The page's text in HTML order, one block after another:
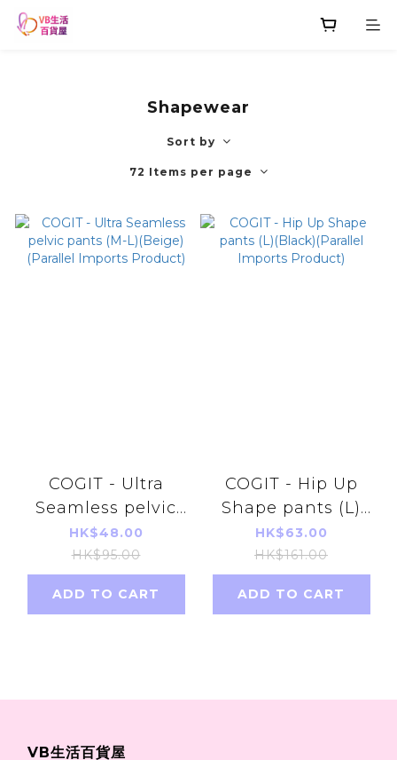
Shapewear
Sort by
72 Items per page
COGIT - Ultra
Seamless pelvic
pants (M-L)(Beige)
(Parallel Imports
Product)
HK$48.00
HK$95.00
ADD TO CART
COGIT - Hip Up
Shape pants (L)
(Black)(Parallel
Imports Product)
HK$63.00
HK$161.00
ADD TO CART
VB生活百貨屋